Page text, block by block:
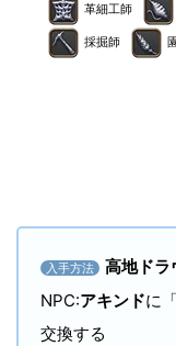
革細工師
採掘師
入手方法 高地ドラ
NPC:アキンドに「
交換する